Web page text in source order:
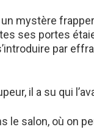
mystère
ses portes
par
il a su qui
le salon, où on